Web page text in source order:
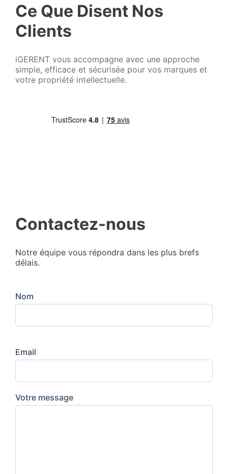
Ce Que Disent Nos
Clients
iGERENT vous accompagne avec une approche
simple, efficace et sécurisée pour vos marques et
votre propriété intellectuelle.
Contactez-nous
Notre équipe vous répondra dans les plus brefs
délais.
Nom
Email
Votre message